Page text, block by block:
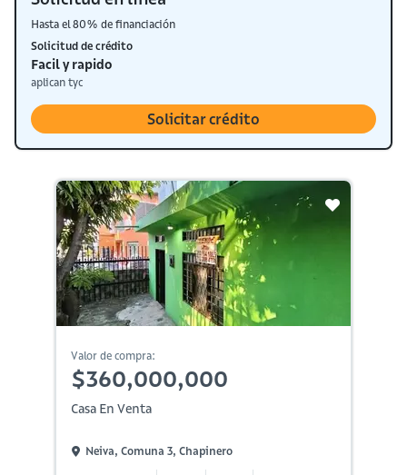
Hasta el 80% de financiación
Solicitud de crédito
Facil y rapido
aplican tyc
Solicitar crédito
Valor de compra:
$360,000,000
Casa En Venta
Neiva, Comuna 3, Chapinero